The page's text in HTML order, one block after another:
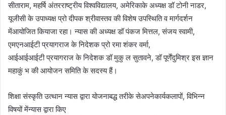
सीताराम, महर्षि अंतरराष्ट्रीय विश्वविद्यालय, अमेरिकाके अध्यक्ष डॉ टोनी नाडर,
यूजीसी के उपाध्यक्ष प्रो दीपक श्रीवास्तव की विशेष उपस्थिति व मार्गदर्शन
मेंआयोजित कियाजा रहा। न्यास की अध्यक्ष डॉ पंकज मित्तल, संजय स्वामी,
एमएनआईटी प्रयागराज के निदेशक प्रो रमा शंकर वर्मा,
आईआईआईटी प्रयागराज के निदेशक डॉ मुकु ल सुतावने, डॉ पूर्णेंदुमिश्र इस ज्ञान
महाकुं भ की आयोजन समिति के सदस्य हैं।
शिक्षा संस्कृति उत्थान न्यास द्वारा योजनाबद्ध तरीके सेअपनेकार्यकलापों, विभिन्न
विषयों मेंन्यास द्वारा किए